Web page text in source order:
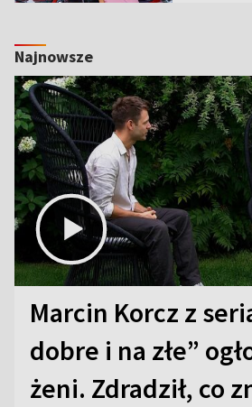
Najnowsze
Marcin Korcz z
dobre i na złe”
żeni. Zdradził, co